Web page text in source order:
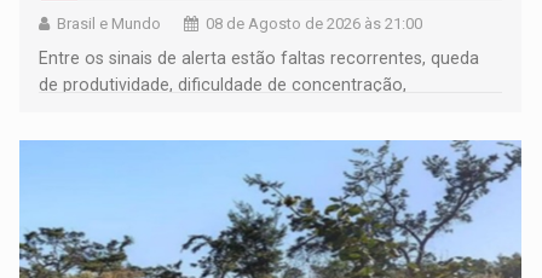
Brasil e Mundo 08 de Agosto de 2026 às 21:00
Entre os sinais de alerta estão faltas recorrentes, queda
de produtividade, dificuldade de concentração,